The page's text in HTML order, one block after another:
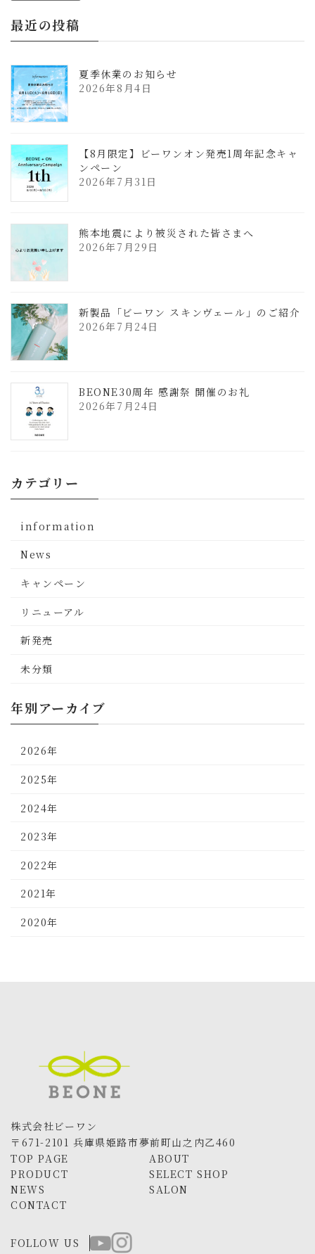
最近の投稿
夏季休業のお知らせ
2026年8月4日
【8月限定】ビーワンオン発売1周年記念キャ
ンペーン
2026年7月31日
熊本地震により被災された皆さまへ
2026年7月29日
新製品「ビーワン スキンヴェール」のご紹介
2026年7月24日
BEONE30周年 感謝祭 開催のお礼
2026年7月24日
カテゴリー
information
News
キャンペーン
リニューアル
新発売
未分類
年別アーカイブ
2026年
2025年
2024年
2023年
2022年
2021年
2020年
株式会社ビーワン
〒671-2101 兵庫県姫路市夢前町山之内乙460
TOP PAGE
ABOUT
PRODUCT
SELECT SHOP
NEWS
SALON
CONTACT
FOLLOW US